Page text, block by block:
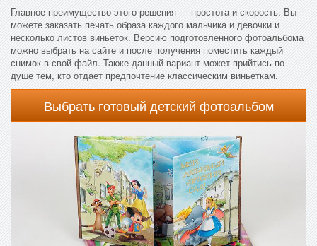
Главное преимущество этого решения — простота и скорость. Вы
можете заказать печать образа каждого мальчика и девочки и
несколько листов виньеток. Версию подготовленного фотоальбома
можно выбрать на сайте и после получения поместить каждый
снимок в свой файл. Также данный вариант может прийтись по
душе тем, кто отдает предпочтение классическим виньеткам.
Выбрать готовый детский фотоальбом